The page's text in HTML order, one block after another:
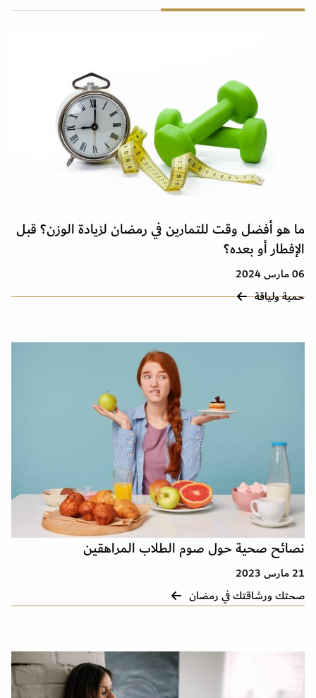
ما هو أفضل وقت للتمارين في رمضان لزيادة الوزن؟ قبل
الإفطار أو بعده؟
06 مارس 2024
حمية ولياقة
نصائح صحية حول صوم الطلاب المراهقين
21 مارس 2023
صحتك ورشاقتك في رمضان